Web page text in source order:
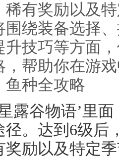
稀有奖励以及
围绕装备选择
升技巧等方面
，帮助你在游
鱼种全攻略
露谷物语’里
径。达到6级后
奖励以及特定